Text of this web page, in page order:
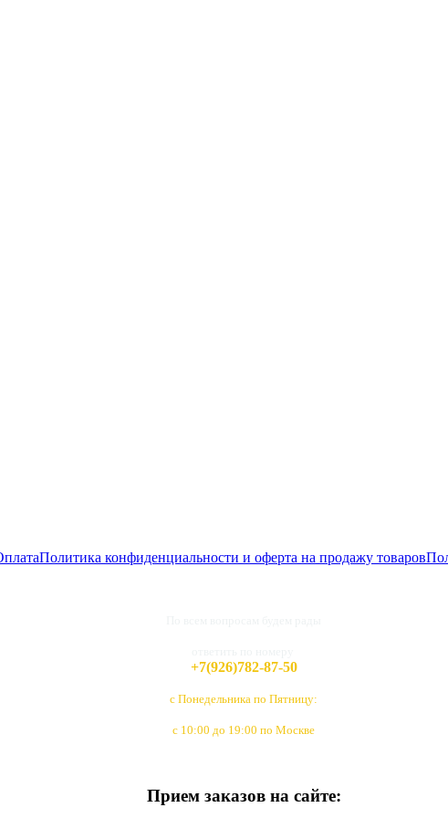
Политика конфиденциальности и оферта на продажу товаров
+7(926)782-87-50
с Понедельника по Пятницу:
с 10:00 до 19:00 по Москве
Прием заказов на сайте: